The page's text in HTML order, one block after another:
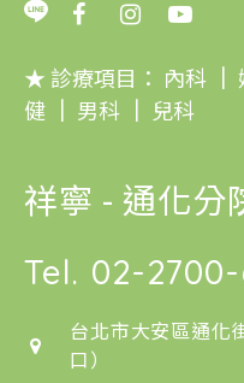
★ 診療項目： 內科 ｜
健 ｜ 男科 ｜ 兒科
祥寧 - 通化分
Tel. 02-
台北市大安區通化
口）